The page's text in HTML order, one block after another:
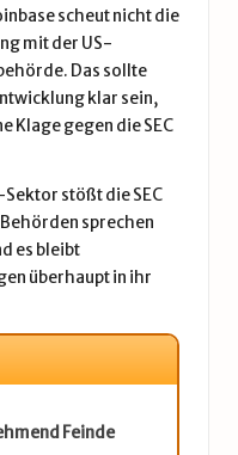
scheut nicht die
mit der US-
Das sollte
klar sein,
Klage gegen die SEC
stößt die SEC
sprechen
es bleibt
überhaupt in ihr
Feinde